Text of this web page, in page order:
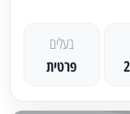
בעלים
פרטית